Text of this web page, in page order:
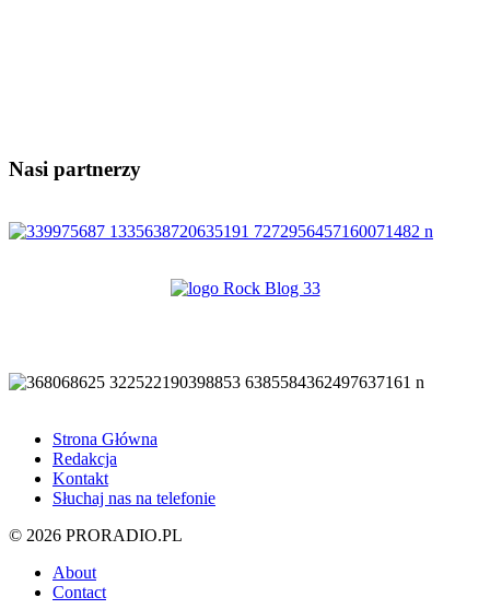
Nasi partnerzy
Strona Główna
Redakcja
Kontakt
Słuchaj nas na telefonie
© 2026 PRORADIO.PL
About
Contact